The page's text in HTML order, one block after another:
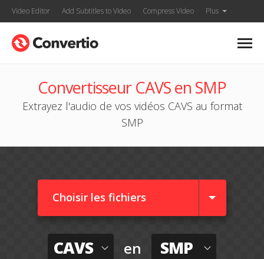
Video Editor Add Subtitles to Video Compress Video Plus
Convertisseur CAVS en SMP
Extrayez l'audio de vos vidéos CAVS au format
SMP
Choisir les fichiers
CAVS en SMP